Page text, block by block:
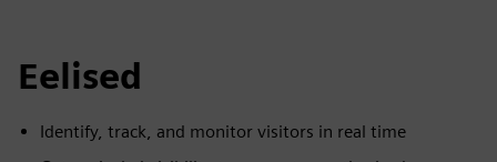
Eelised
Identify, track, and monitor visitors in real time